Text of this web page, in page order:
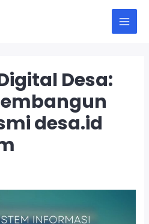
M
Desa:
desa.id